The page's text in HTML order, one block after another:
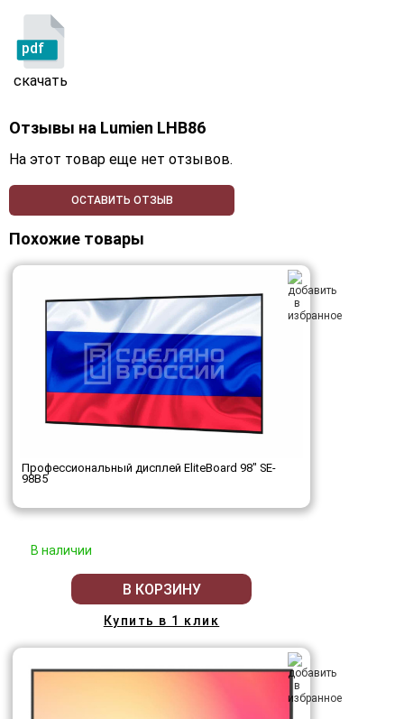
pdf
скачать
Отзывы на Lumien LHB86
На этот товар еще нет отзывов.
ОСТАВИТЬ ОТЗЫВ
Похожие товары
Профессиональный дисплей EliteBoard 98" SE-
98B5
В наличии
В КОРЗИНУ
Купить в 1 клик